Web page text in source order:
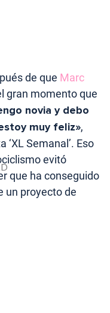
de que Marc
gran momento que
novia y debo
muy feliz»,
Semanal’. Eso
evitó
que ha conseguido
un proyecto de